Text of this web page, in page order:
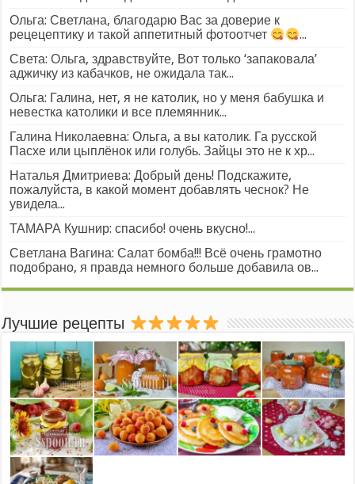
Ольга: Светлана, благодарю Вас за доверие к
рецецептику и такой аппетитный фотоотчет
...
Света: Ольга, здравствуйте, Вот только ‘запаковала’
аджичку из кабачков, не ожидала так...
Ольга: Галина, нет, я не католик, но у меня бабушка и
невестка католики и все племянник...
Галина Николаевна: Ольга, а вы католик. Га русской
Пасхе или цыплёнок или голубь. Зайцы это не к хр...
Наталья Дмитриева: Добрый день! Подскажите,
пожалуйста, в какой момент добавлять чеснок? Не
увидела...
ТАМАРА Кушнир: спасибо! очень вкусно!...
Светлана Вагина: Салат бомба!!! Всё очень грамотно
подобрано, я правда немного больше добавила ов...
Лучшие рецепты